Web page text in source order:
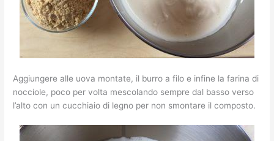
Aggiungere alle uova montate, il burro a filo e infine la farina di
nocciole, poco per volta mescolando sempre dal basso verso
l’alto con un cucchiaio di legno per non smontare il composto.